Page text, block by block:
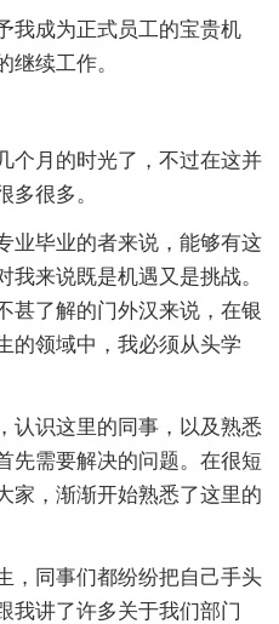
我成为正式员工的宝贵机
继续工作。
个月的时光了，不过在这并
多很多。
业毕业的者来说，能够有这
来说既是机遇又是挑战。
甚了解的门外汉来说，在银
的领域中，我必须从头学
认识这里的同事，以及熟悉
先需要解决的问题。在很短
家，渐渐开始熟悉了这里的
，同事们都纷纷把自己手头
我讲了许多关于我们部门